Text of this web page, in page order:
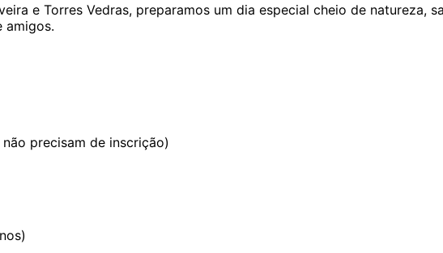
e Torres Vedras, preparamos um dia especial cheio de natureza,
amigos.
precisam de inscrição)